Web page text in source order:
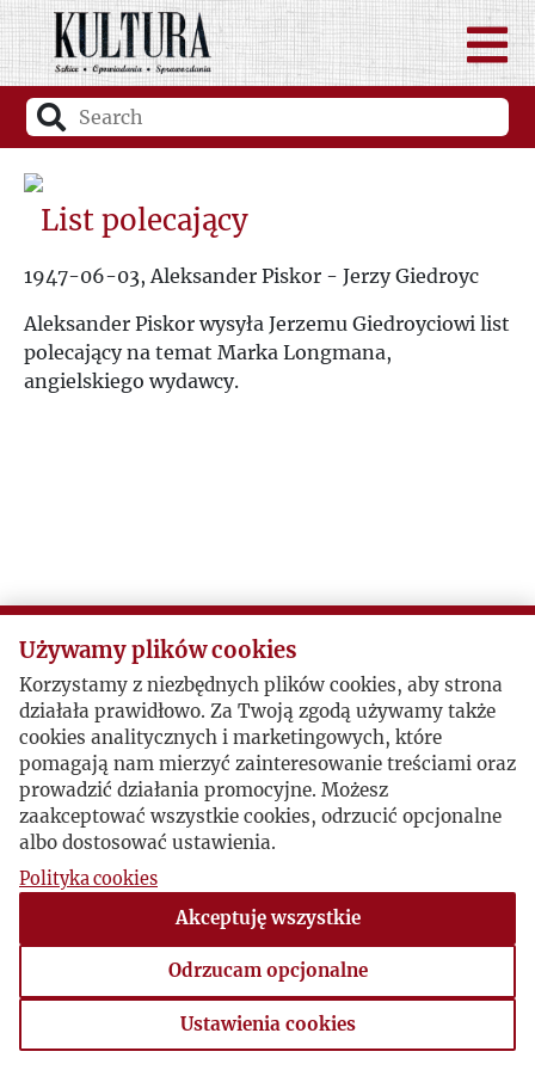
List polecający
1947-06-03, Aleksander Piskor - Jerzy Giedroyc
Aleksander Piskor wysyła Jerzemu Giedroyciowi list
polecający na temat Marka Longmana,
angielskiego wydawcy.
Używamy plików cookies
Korzystamy z niezbędnych plików cookies, aby strona
działała prawidłowo. Za Twoją zgodą używamy także
cookies analitycznych i marketingowych, które
pomagają nam mierzyć zainteresowanie treściami oraz
prowadzić działania promocyjne. Możesz
zaakceptować wszystkie cookies, odrzucić opcjonalne
albo dostosować ustawienia.
Polityka cookies
Akceptuję wszystkie
Odrzucam opcjonalne
Ustawienia cookies
Ustawienia cookies